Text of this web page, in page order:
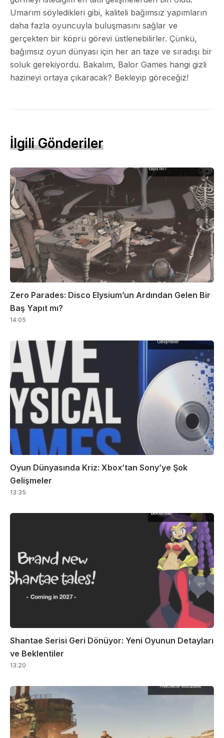
Umarım söyledikleri gibi, kaliteli bağımsız yapımların
daha fazla oyuncuyla buluşmasını sağlar ve
gerçekten bir köprü görevi üstlenebilirler. Çünkü,
bağımsız oyun dünyası için her an taze ve sıradışı bir
soluk gerekiyordu. Bakalım, Balor Games hangi gizli
hazineyi ortaya çıkaracak? Bekleyip göreceğiz!
İlgili Gönderiler
Zero Parades: Disco Elysium’un Ardından Gelen Bir
Baş Yapıt mı?
14:05
Oyun Dünyasında Kriz: Xbox’tan Sony’ye Şok
Gelişmeler
13:35
Shantae Serisi Geri Dönüyor: Yeni Oyunun Detayları
ve Beklentiler
13:20